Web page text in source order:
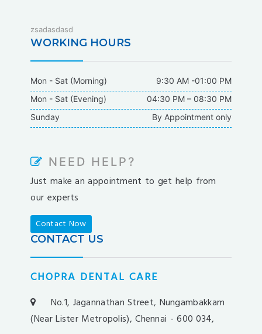
dodobet
oldcasino
casipol
barbibet
nesilbet
pradabet
ligobet
betebet
pumabet
yakabet
betovis
süratbet
milosbet
zsadasdasd
WORKING HOURS
Mon - Sat (Morning)
9:30 AM -01:00 PM
Mon - Sat (Evening)
04:30 PM – 08:30 PM
Sunday
By Appointment only
NEED HELP?
Just make an appointment to get help from
our experts
Contact Now
CONTACT US
CHOPRA DENTAL CARE
No.1, Jagannathan Street, Nungambakkam
(Near Lister Metropolis), Chennai - 600 034,